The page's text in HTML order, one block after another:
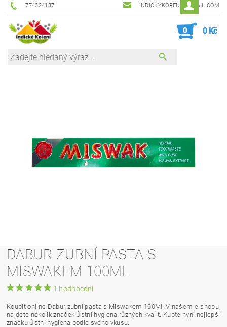
774324187 INDICKYKORENI@GMAIL.COM
0 0 Kč
DABUR ZUBNÍ PASTA S
MISWAKEM 100ML
1 hodnocení
Koupit online Dabur zubní pasta s Miswakem 100Ml. V našem e-shopu
najdete několik značek Ústní hygiena různých kvalit. Kupte nyní nejlepší
značku Ústní hygiena podle svého vkusu.